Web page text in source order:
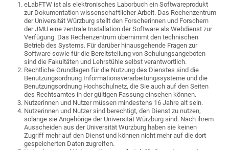
eLabFTW ist als elektronisches Laborbuch ein Softwareprodukt
zur Dokumentation wissenschaftlicher Arbeit. Das Rechenzentrum
der Universität Würzburg stellt den Forscherinnen und Forschern
der JMU eine zentrale Installation der Software als Webdienst zur
Verfügung. Das Rechenzentrum übernimmt den technischen
Betrieb des Systems. Für darüber hinausgehende Fragen zur
Software sowie für die Bereitstellung von Schulungsangeboten
sind die Fakultäten und Lehrstühle selbst verantwortlich.
Rechtliche Grundlagen für die Nutzung des Dienstes sind die
Benutzungsordnung Informationsverarbeitungssysteme und die
Benutzungsordnung Hochschulnetz, die Sie auch auf den Seiten
des Rechtsamtes in der gültigen Fassung einsehen können.
Nutzerinnen und Nutzer müssen mindestens 16 Jahre alt sein.
Nutzerinnen und Nutzer sind berechtigt, den Dienst zu nutzen,
solange sie Angehörige der Universität Würzburg sind. Nach ihrem
Ausscheiden aus der Universität Würzburg haben sie keinen
Zugriff mehr auf den Dienst und können nicht mehr auf die dort
gespeicherten Daten zugreifen.